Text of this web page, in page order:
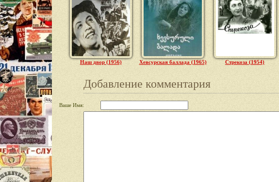
Наш двор (1956) Хевсурская баллада (1965) Стрекоза (1954)
Добавление комментария
Ваше Имя: